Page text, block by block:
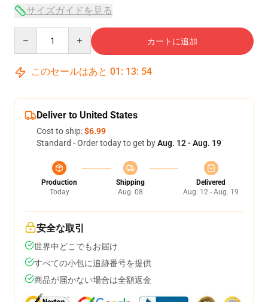
サイズガイドを見る
カートに追加
このセールはあと 01 : 13: 53
Deliver to United States
Cost to ship:$6.99
Standard - Order today to get byAug. 12 - Aug. 19
Production
Today
Shipping
Aug. 08
Delivered
Aug. 12 - Aug. 19
安全な取引
世界中どこでもお届け
すべての小包に追跡番号を提供
商品が届かない場合は全額返金